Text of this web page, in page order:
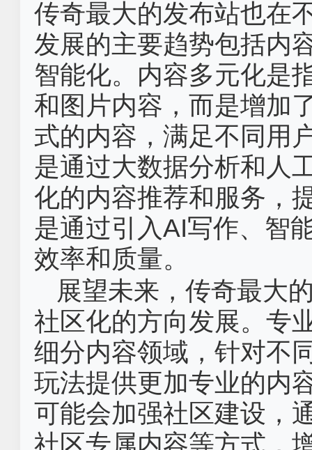
传奇最大的发布站也在
发展的主要趋势包括内
智能化。内容多元化是
和图片内容，而是增加
式的内容，满足不同用
是通过大数据分析和人
化的内容推荐和服务，
是通过引入AI写作、智
效率和质量。
展望未来，传奇最大
社区化的方向发展。专
细分内容领域，针对不
玩法提供更加专业的内
可能会加强社区建设，
社区专属内容等方式，